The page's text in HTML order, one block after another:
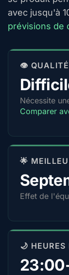
avec jusqu'à
prévisions de
👁️
Nécessite
Comparer
🌟
Effet de
🌙